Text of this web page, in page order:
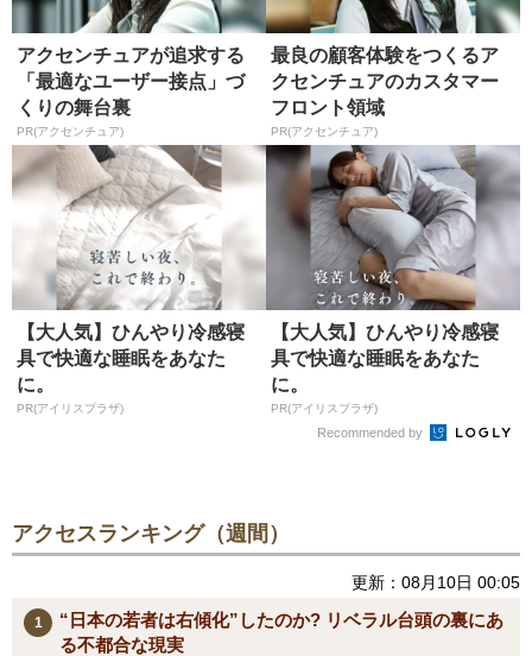
アクセンチュアが追求する
「最適なユーザー接点」づ
くりの舞台裏
PR(アクセンチュア)
最良の顧客体験をつくるア
クセンチュアのカスタマー
フロント領域
PR(アクセンチュア)
【大人気】ひんやり冷感寝
具で快適な睡眠をあなた
に。
PR(アイリスプラザ)
【大人気】ひんやり冷感寝
具で快適な睡眠をあなた
に。
PR(アイリスプラザ)
Recommended by
アクセスランキング（週間）
更新：08月10日 00:05
“日本の若者は右傾化”したのか? リベラル台頭の裏にあ
る不都合な現実